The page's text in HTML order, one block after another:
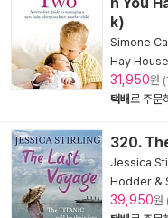
k)
Simone
Hay
31,950원
택배로 주문
320.
Jessica
Hodder &
39,950원